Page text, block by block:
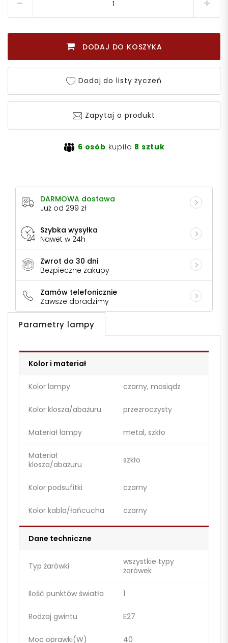
DODAJ DO KOSZYKA
Dodaj do listy życzeń
Zapytaj o produkt
6 osób kupiło 8 sztuk
DARMOWA dostawa
Już od 299 zł
Szybka wysyłka
Nawet w 24h
Zwrot do 30 dni
Bezpieczne zakupy
Zamów telefonicznie
Zawsze doradzimy
Parametry lampy
Kolor i materiał
Kolor lampy czarny, mosiądz
Kolor klosza/abażuru przezroczysty
Materiał lampy metal, szkło
Materiał
klosza/abażuru
szkło
Kolor podsufitki czarny
Kolor kabla/łańcucha czarny
Dane techniczne
Typ żarówki
wszystkie typy
żarówek
Ilość punktów światła 1
Rodzaj gwintu E27
Moc oprawki(W) 40